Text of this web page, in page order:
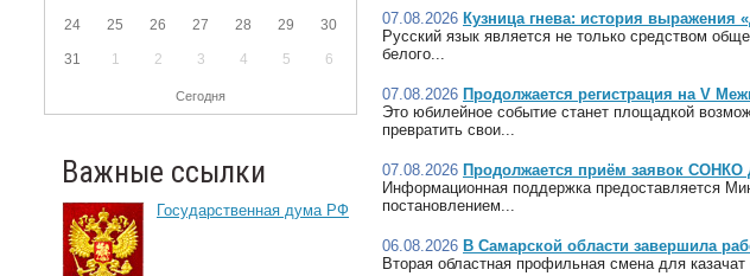
24 25 26 27 28 29 30
31 1 2 3 4 5 6
Сегодня
Важные ссылки
Государственная дума РФ
07.08.2026 Кузница гнева: история выражения
Русский язык является не только средством
белого...
07.08.2026 Продолжается регистрация на V
Это юбилейное событие станет площадкой
превратить свои...
07.08.2026 Продолжается приём заявок
Информационная поддержка предоставляется
постановлением...
06.08.2026 В Самарской области завершила
Вторая областная профильная смена для